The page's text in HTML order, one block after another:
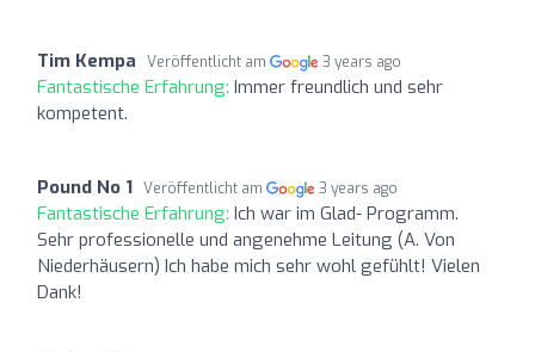
Tim Kempa Veröffentlicht am 3 years ago
Fantastische Erfahrung: Immer freundlich und sehr
kompetent.
Pound No 1 Veröffentlicht am 3 years ago
Fantastische Erfahrung: Ich war im Glad- Programm.
Sehr professionelle und angenehme Leitung (A. Von
Niederhäusern) Ich habe mich sehr wohl gefühlt! Vielen
Dank!